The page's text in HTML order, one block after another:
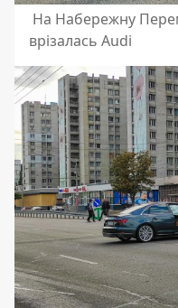
На Набережну
врізалась Audi